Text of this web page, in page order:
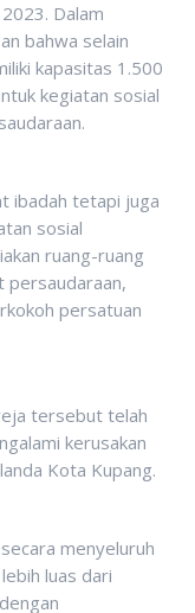
Dalam
bahwa selain
kapasitas 1.500
kegiatan sosial
ibadah tetapi juga
sosial
ruang-ruang
persaudaraan,
persatuan
tersebut telah
kerusakan
Kota Kupang.
menyeluruh
luas dari